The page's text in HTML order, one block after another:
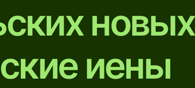
новых
иены